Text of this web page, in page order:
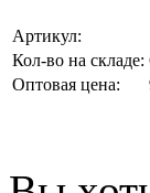
Артикул:
Кол-во на складе:
Оптовая цена: